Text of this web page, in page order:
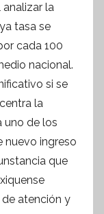
la
tasa se
cada 100
nacional.
si se
la
uno de los
nuevo ingreso
que
atención y